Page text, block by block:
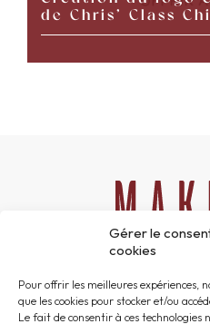
Gérer le
cookies
Pour offrir les meilleures expériences,
que les cookies pour stocker et/ou
Le fait de consentir à ces
de Chris’ Class